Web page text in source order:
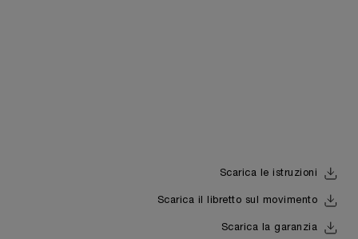
Scarica le istruzioni
Scarica il libretto sul movimento
Scarica la garanzia